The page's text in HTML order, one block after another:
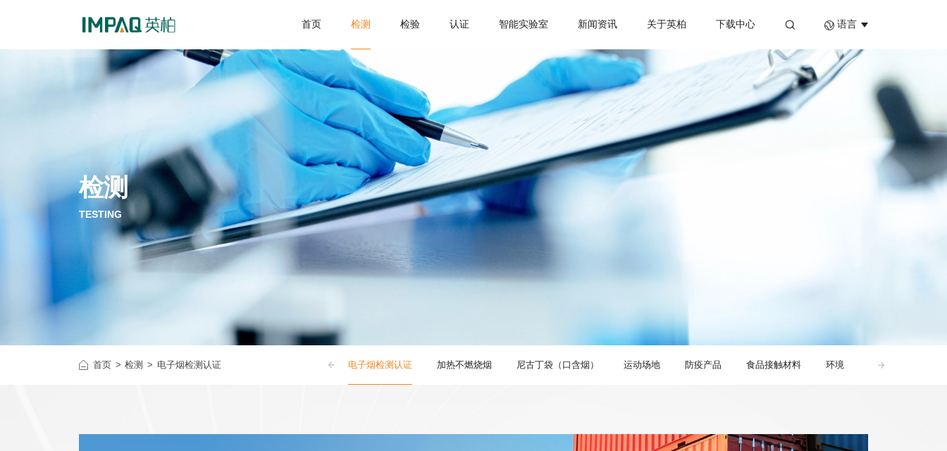
首页 检测 检验 认证 智能实验室 新闻资讯 关于英柏 下载中心 语言
检测
TESTING
首页 检测 电子烟检测认证
玩具童车 学生文具用品 电子电气 电子烟检测认证 加热不燃烧烟 尼古丁袋（口含烟） 运动场地 防疫产品 食品接触材料 环境 生活饮用水